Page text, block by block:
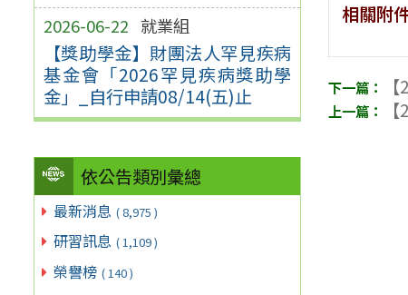
2026-06-22 就業組
【獎助學金】財團法人罕見疾病
基金會「2026罕見疾病獎助學
金」_自行申請08/14(五)止
依公告類別彙總
最新消息 ( 8,975 )
研習訊息 ( 1,109 )
榮譽榜 ( 140 )
相關附